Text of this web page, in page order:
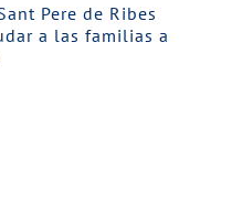
Pere de Ribes
a las familias a